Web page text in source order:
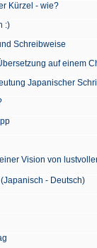
Kürzel - wie?
:)
Schreibweise
auf einem
Japanischer
Vision von
- Deutsch)